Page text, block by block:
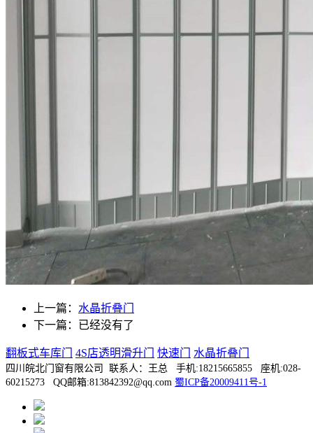
上一篇： 水晶折叠门
下一篇：已经没有了
翻板式车库门 4S店透明滑升门 快速门 水晶折叠门
四川皖北门窗有限公司 联系人：王总 手机:18215665855 座机:028-
60215273 QQ邮箱:813842392@qq.com 蜀ICP备20009411号-1